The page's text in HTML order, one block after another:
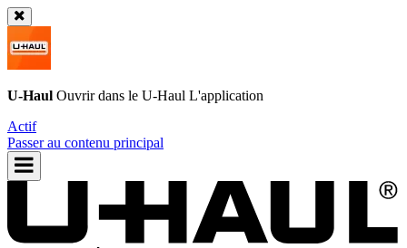
U-Haul Ouvrir dans le U-Haul L'application
Actif
Passer au contenu principal